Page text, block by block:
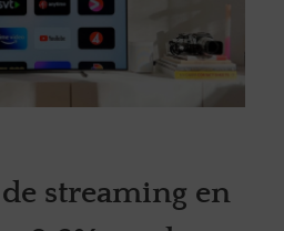
streaming en